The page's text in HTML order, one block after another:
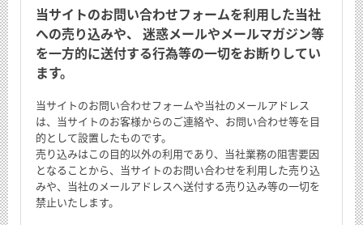
当サイトのお問い合わせフォームを利用した当社
への売り込みや、
迷惑メールやメールマガジン等
を一方的に送付する行為等の一切をお断りしてい
ます。
当サイトのお問い合わせフォームや当社のメールアドレス
は、当サイトのお客様からのご連絡や、お問い合わせ等を目
的として設置したものです。
売り込みはこの目的以外の利用であり、当社業務の阻害要因
となることから、当サイトのお問い合わせを利用した売り込
みや、当社のメールアドレスへ送付する売り込み等の一切を
禁止いたします。